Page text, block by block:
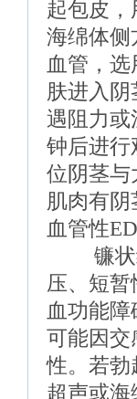
起包皮
海绵体侧
血管，
肤进入
遇阻力或
钟后进行
位阴茎与
肌肉有
血管性
镰状细
压、短
血功能
可能因交
性。若勃
超声或海